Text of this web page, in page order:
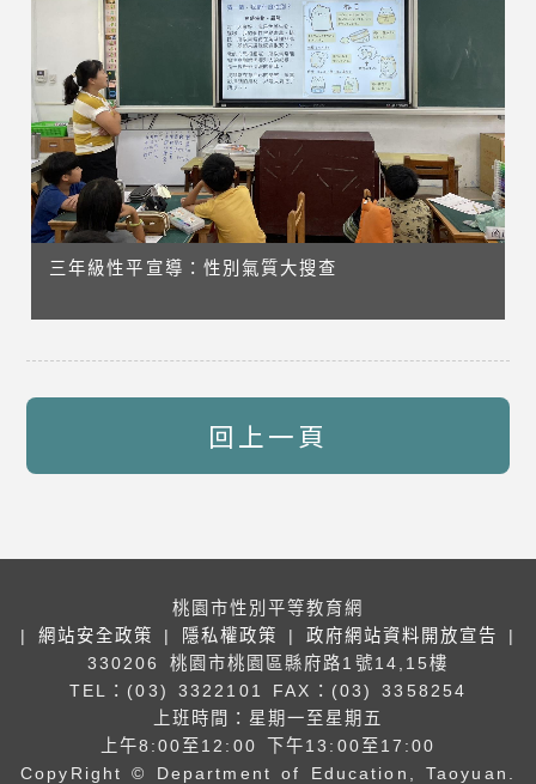
三年級性平宣導：性別氣質大搜查
回上一頁
桃園市性別平等教育網
| 網站安全政策 | 隱私權政策 | 政府網站資料開放宣告
|
330206 桃園市桃園區縣府路1號14,15樓
TEL：(03) 3322101
FAX：(03) 3358254
上班時間：星期一至星期五
上午8:00至12:00 下午13:00至17:00
CopyRight © Department of Education, Taoyuan.